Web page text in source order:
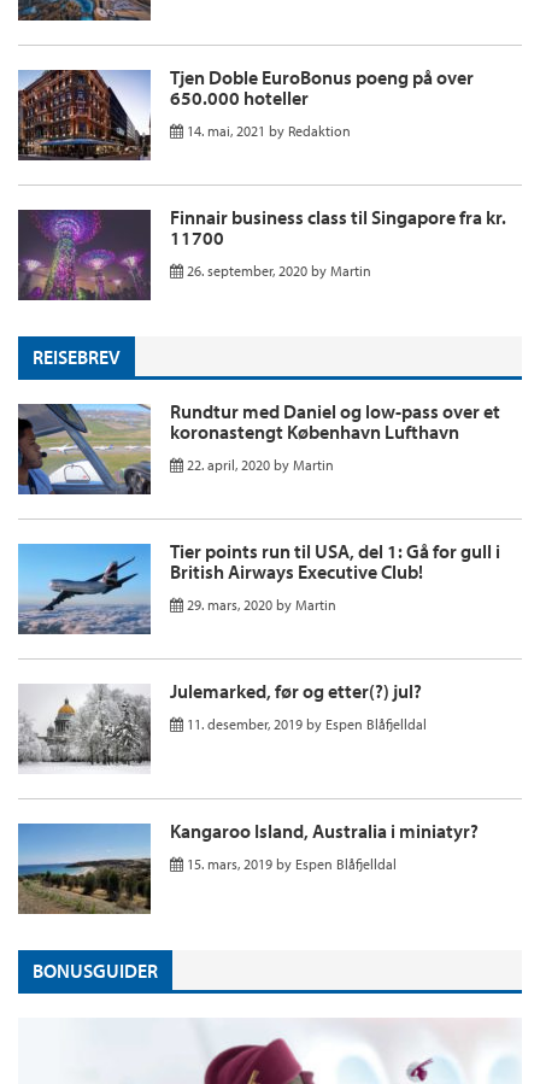
Tjen Doble EuroBonus poeng på over
650.000 hoteller
14. mai, 2021 by Redaktion
Finnair business class til Singapore fra kr.
11700
26. september, 2020 by Martin
REISEBREV
Rundtur med Daniel og low-pass over et
koronastengt København Lufthavn
22. april, 2020 by Martin
Tier points run til USA, del 1: Gå for gull i
British Airways Executive Club!
29. mars, 2020 by Martin
Julemarked, før og etter(?) jul?
11. desember, 2019 by Espen Blåfjelldal
Kangaroo Island, Australia i miniatyr?
15. mars, 2019 by Espen Blåfjelldal
BONUSGUIDER